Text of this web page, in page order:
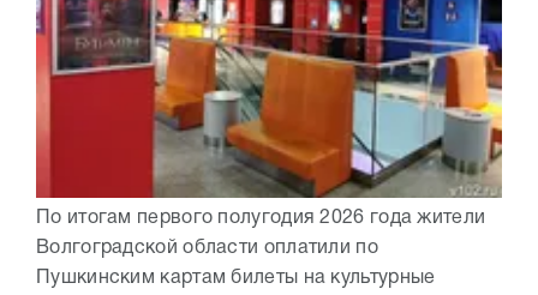
По итогам первого полугодия 2026 года жители
Волгоградской области оплатили по
Пушкинским картам билеты на культурные